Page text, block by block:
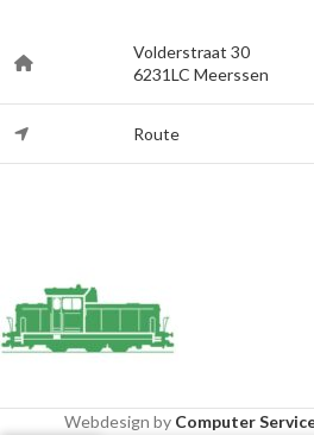
Volderstraat 30
6231LC Meerssen
Route
Webdesign by Computer